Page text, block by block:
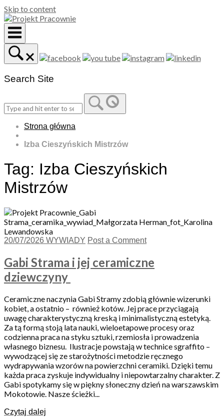
Skip to content
Search Site
Strona główna
Izba Cieszyńskich Mistrzów
Tag: Izba Cieszyńskich
Mistrzów
20/07/2026 WYWIADY Post a Comment
Gabi Strama i jej ceramiczne
dziewczyny
Ceramiczne naczynia Gabi Stramy zdobią głównie wizerunki
kobiet, a ostatnio – również kotów. Jej prace przyciągają
uwagę charakterystyczną kreską i minimalistyczną estetyką.
Za tą formą stoją lata nauki, wieloetapowe procesy oraz
codzienna praca na styku sztuki, rzemiosła i prowadzenia
własnego biznesu. Ilustracje powstają w technice sgraffito –
wywodzącej się ze starożytności metodzie ręcznego
wydrapywania wzorów na powierzchni ceramiki. Dzięki temu
każda praca zyskuje indywidualny i niepowtarzalny charakter. Z
Gabi spotykamy się w piękny słoneczny dzień na warszawskim
Mokotowie. Nasze ścieżki...
Czytaj dalej